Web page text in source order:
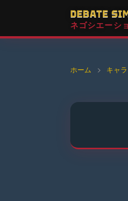
DEBATE
ネゴシエーシ
ホーム › キャ